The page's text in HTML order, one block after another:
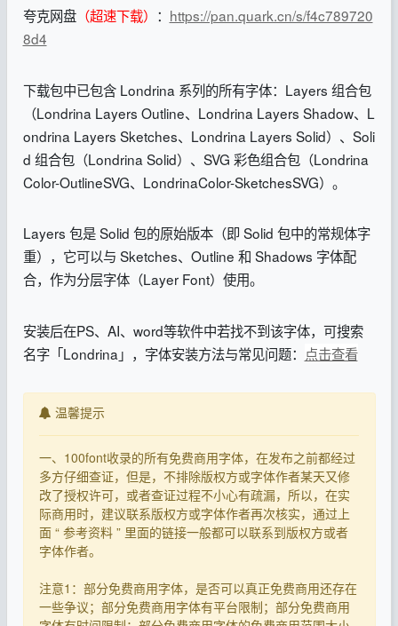
夸克网盘（超速下载） ： https://pan.quark.cn/s/f4c789720
8d4
下载包中已包含 Londrina 系列的所有字体：Layers 组合包
（Londrina Layers Outline、Londrina Layers Shadow、L
ondrina Layers Sketches、Londrina Layers Solid）、Soli
d 组合包（Londrina Solid）、SVG 彩色组合包（Londrina
Color-OutlineSVG、LondrinaColor-SketchesSVG）。
Layers 包是 Solid 包的原始版本（即 Solid 包中的常规体字
重），它可以与 Sketches、Outline 和 Shadows 字体配
合，作为分层字体（Layer Font）使用。
安装后在PS、AI、word等软件中若找不到该字体，可搜索
名字「Londrina」，字体安装方法与常见问题： 点击查看
温馨提示
一、100font收录的所有免费商用字体，在发布之前都经过
多方仔细查证，但是，不排除版权方或字体作者某天又修
改了授权许可，或者查证过程不小心有疏漏，所以，在实
际商用时，建议联系版权方或字体作者再次核实，通过上
面 “ 参考资料 ” 里面的链接一般都可以联系到版权方或者
字体作者。
注意1：部分免费商用字体，是否可以真正免费商用还存在
一些争议；部分免费商用字体有平台限制；部分免费商用